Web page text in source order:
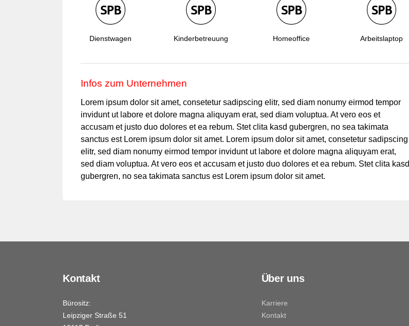
Dienstwagen Kinderbetreuung Homeoffice Arbeitslaptop
Infos zum Unternehmen
Lorem ipsum dolor sit amet, consetetur sadipscing elitr, sed diam nonumy eirmod tempor
invidunt ut labore et dolore magna aliquyam erat, sed diam voluptua. At vero eos et
accusam et justo duo dolores et ea rebum. Stet clita kasd gubergren, no sea takimata
sanctus est Lorem ipsum dolor sit amet. Lorem ipsum dolor sit amet, consetetur sadipscing
elitr, sed diam nonumy eirmod tempor invidunt ut labore et dolore magna aliquyam erat,
sed diam voluptua. At vero eos et accusam et justo duo dolores et ea rebum. Stet clita kasd
gubergren, no sea takimata sanctus est Lorem ipsum dolor sit amet.
Kontakt
Bürositz:
Leipziger Straße 51
Über uns
Karriere
Kontakt